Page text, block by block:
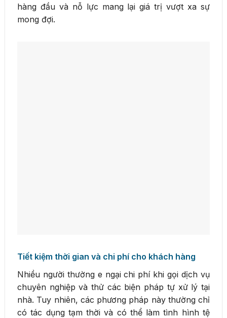
hàng đầu và nỗ lực mang lại giá trị vượt xa sự
mong đợi.
Tiết kiệm thời gian và chi phí cho khách hàng
Nhiều người thường e ngại chi phí khi gọi dịch vụ
chuyên nghiệp và thử các biện pháp tự xử lý tại
nhà. Tuy nhiên, các phương pháp này thường chỉ
có tác dụng tạm thời và có thể làm tình hình tệ